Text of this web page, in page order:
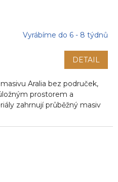
Vyrábíme do 6 - 8 týdnů
DETAIL
Aralia bez područek,
prostorem a
zahrnují průběžný masiv